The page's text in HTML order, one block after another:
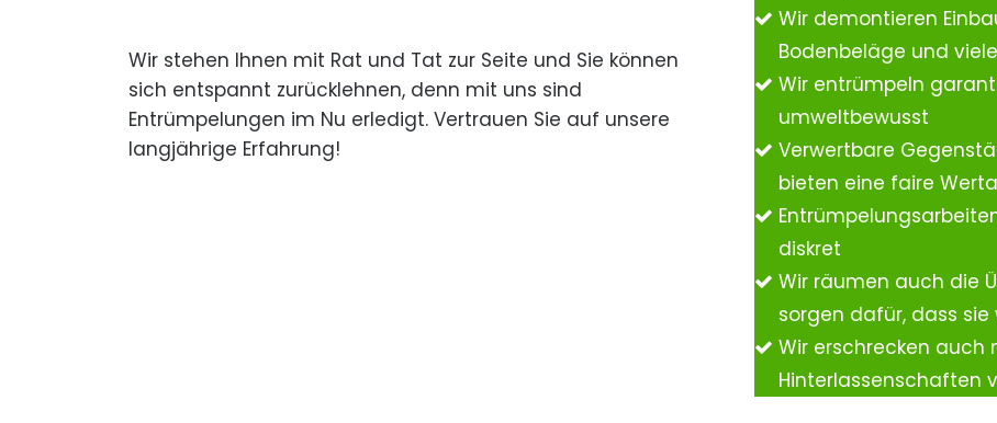
Wir stehen Ihnen mit Rat und Tat zur Seite und Sie können
sich entspannt zurücklehnen, denn mit uns sind
Entrümpelungen im Nu erledigt. Vertrauen Sie auf unsere
langjährige Erfahrung!
Wir demontieren
Bodenbeläge und
Wir entrümpeln
umweltbewusst
Verwertbare
bieten eine faire
diskret
Wir räumen auch die
sorgen dafür, dass
Wir erschrecken auch
Hinterlassenschaften